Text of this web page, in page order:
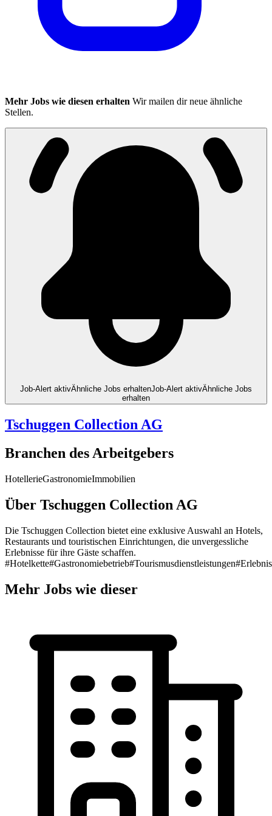
Mehr Jobs wie diesen erhalten Wir mailen dir neue ähnliche
Stellen.
Job-Alert aktivÄhnliche Jobs erhaltenJob-Alert aktivÄhnliche Jobs
erhalten
Tschuggen Collection AG
Branchen des Arbeitgebers
HotellerieGastronomieImmobilien
Über Tschuggen Collection AG
Die Tschuggen Collection bietet eine exklusive Auswahl an Hotels,
Restaurants und touristischen Einrichtungen, die unvergessliche
Erlebnisse für ihre Gäste schaffen.
#Hotelkette#Gastronomiebetrieb#Tourismusdienstleistungen
Mehr Jobs wie dieser